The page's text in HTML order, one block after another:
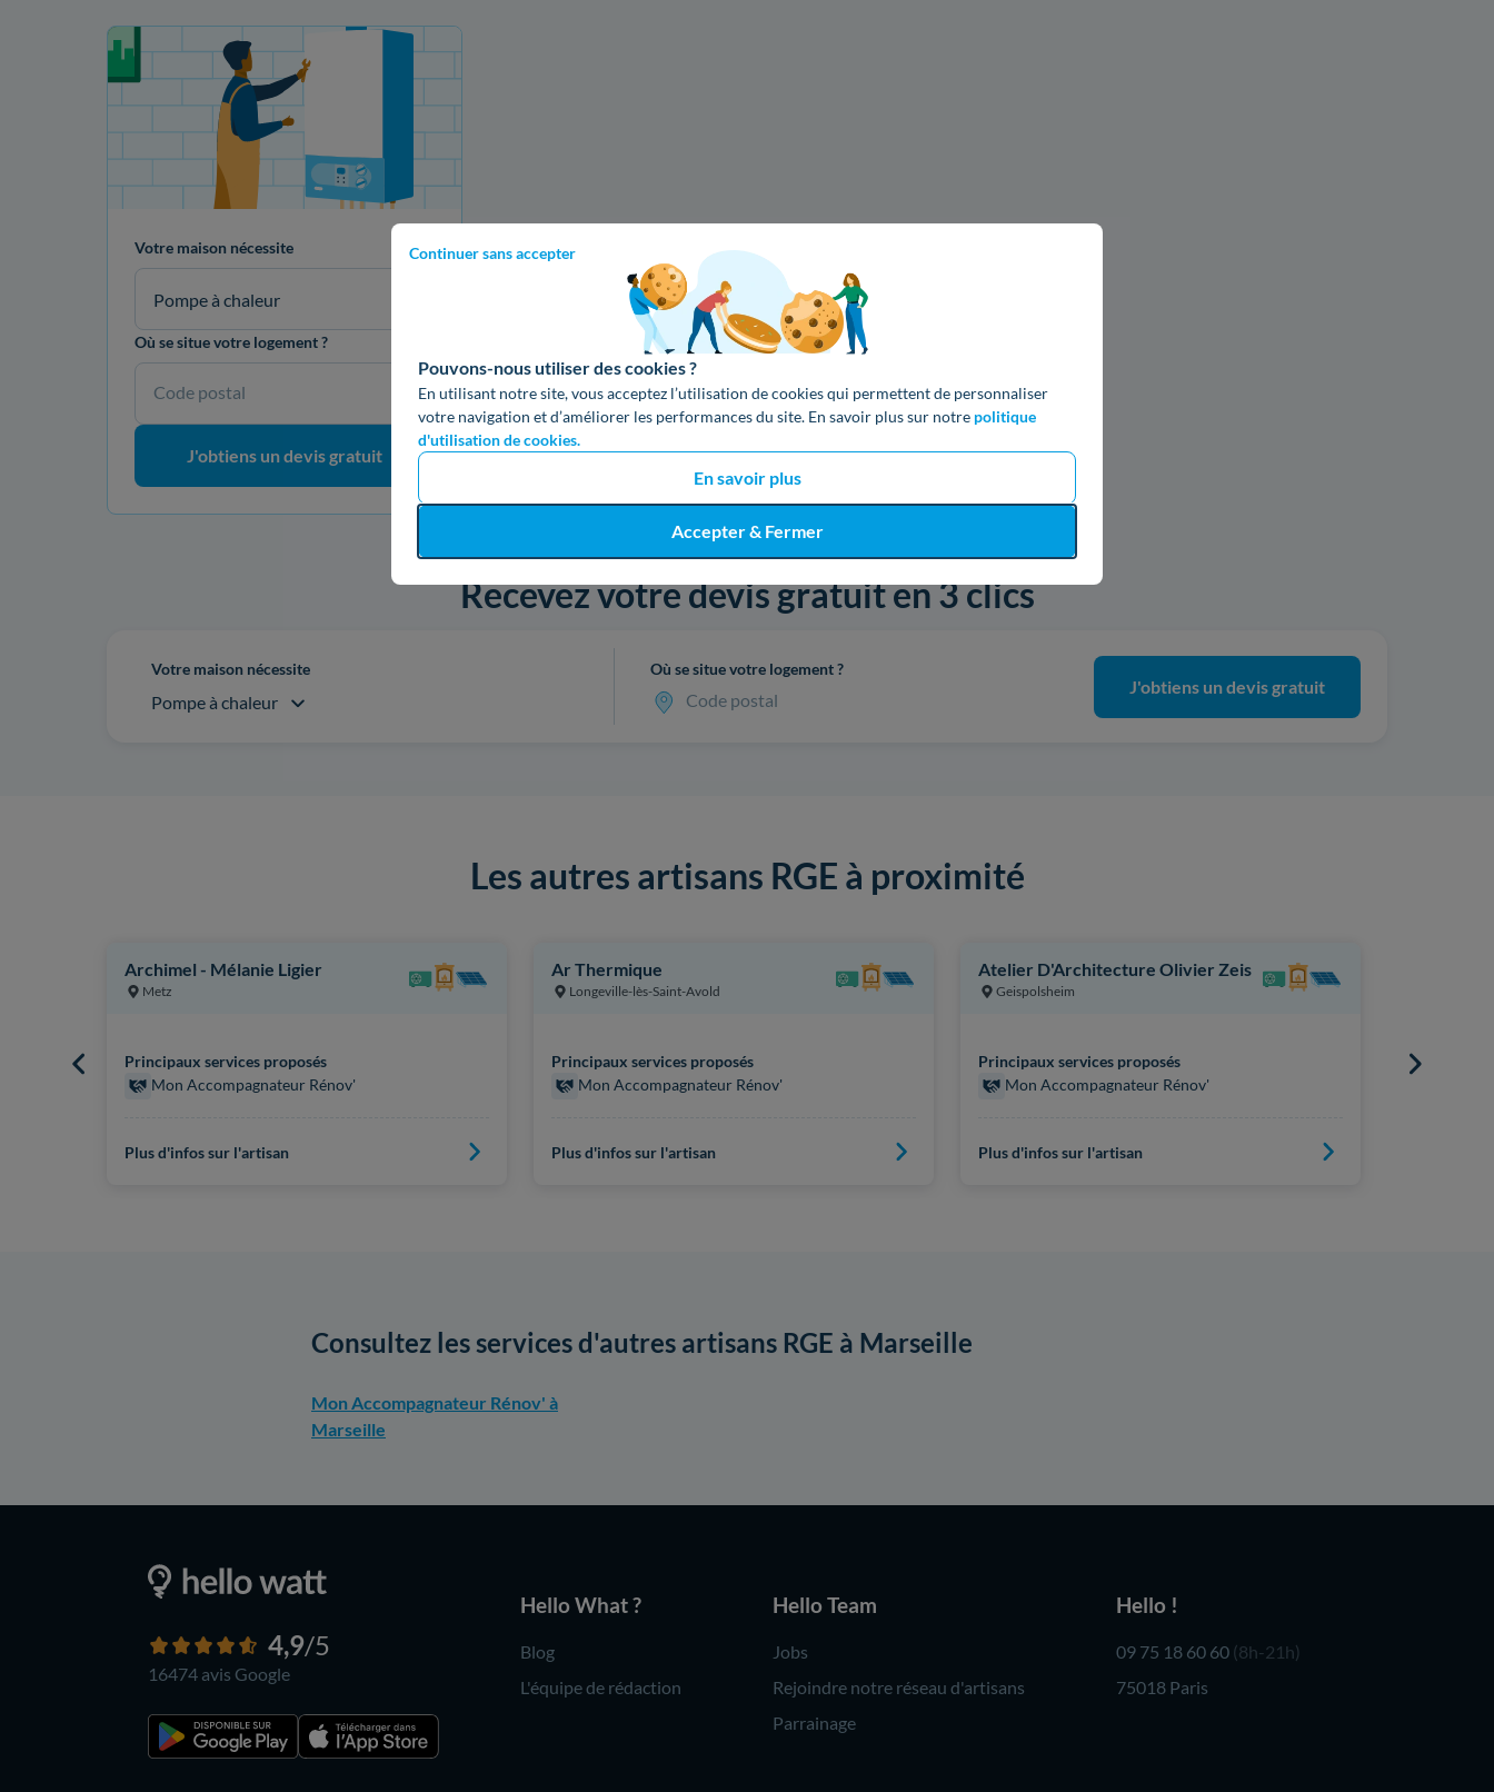
Continuer sans accepter
Pouvons-nous utiliser des cookies ?
En utilisant notre site, vous acceptez l’utilisation de cookies qui permettent de personnaliser
votre navigation et d’améliorer les performances du site. En savoir plus sur notre politique
d'utilisation de cookies.
En savoir plus
Accepter & Fermer
Votre projet de rénovation
Votre maison nécessite
Pompe à chaleur
Où se situe votre logement ?
Code postal
J'obtiens un devis gratuit
Recevez votre devis gratuit en 3 clics
Votre maison nécessite
Pompe à chaleur
Où se situe votre logement ?
Code postal
J'obtiens un devis gratuit
Les autres artisans RGE à proximité
Archimel - Mélanie Ligier
Metz
Principaux services proposés
Mon Accompagnateur Rénov'
Plus d'infos sur l'artisan
Ar Thermique
Longeville-lès-Saint-Avold
Principaux services proposés
Mon Accompagnateur Rénov'
Plus d'infos sur l'artisan
Atelier D'Architecture Olivier Zeis
Geispolsheim
Principaux services proposés
Mon Accompagnateur Rénov'
Plus d'infos sur l'artisan
Principaux
Consultez les services d'autres artisans RGE à Marseille
Mon Accompagnateur Rénov' à
Marseille
4,9/5
16474 avis Google
Hello What ?
Blog
L'équipe de rédaction
Hello Team
Jobs
Rejoindre notre réseau d'artisans
Parrainage
Hello !
09 75 18 60 60 (8h-21h)
75018 Paris